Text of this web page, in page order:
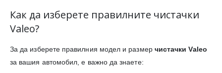
Как да изберете правилните чистачки
Valeo?
За да изберете правилния модел и размер чистачки Valeo
за вашия автомобил, е важно да знаете: